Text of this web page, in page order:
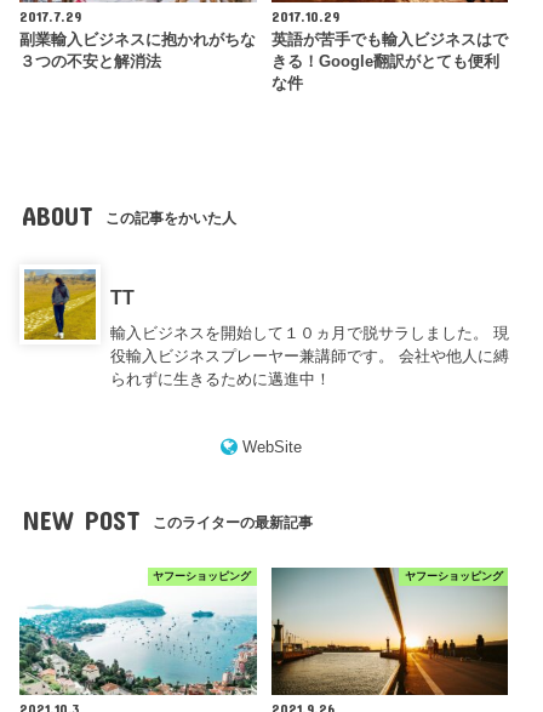
2017.7.29
副業輸入ビジネスに抱かれがちな
３つの不安と解消法
2017.10.29
英語が苦手でも輸入ビジネスはで
きる！Google翻訳がとても便利
な件
ABOUT この記事をかいた人
TT
輸入ビジネスを開始して１０ヵ月で脱サラしました。 現
役輸入ビジネスプレーヤー兼講師です。 会社や他人に縛
られずに生きるために邁進中！
WebSite
NEW POST このライターの最新記事
ヤフーショッピング
2021.10.3
ヤフーショッピング
2021.9.26